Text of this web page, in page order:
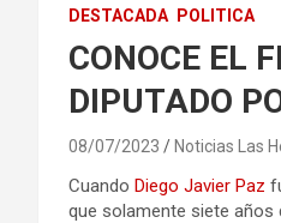
DESTACADA POLITICA
CONOCE EL
DIPUTADO
08/07/2023 Noticias Las
Cuando Diego Javier Paz
que solamente siete años